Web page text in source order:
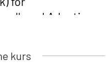
med Adaptive
(English) – with
kurs